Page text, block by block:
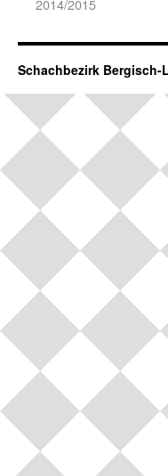
2014/2015
Schachbezirk Bergisch-